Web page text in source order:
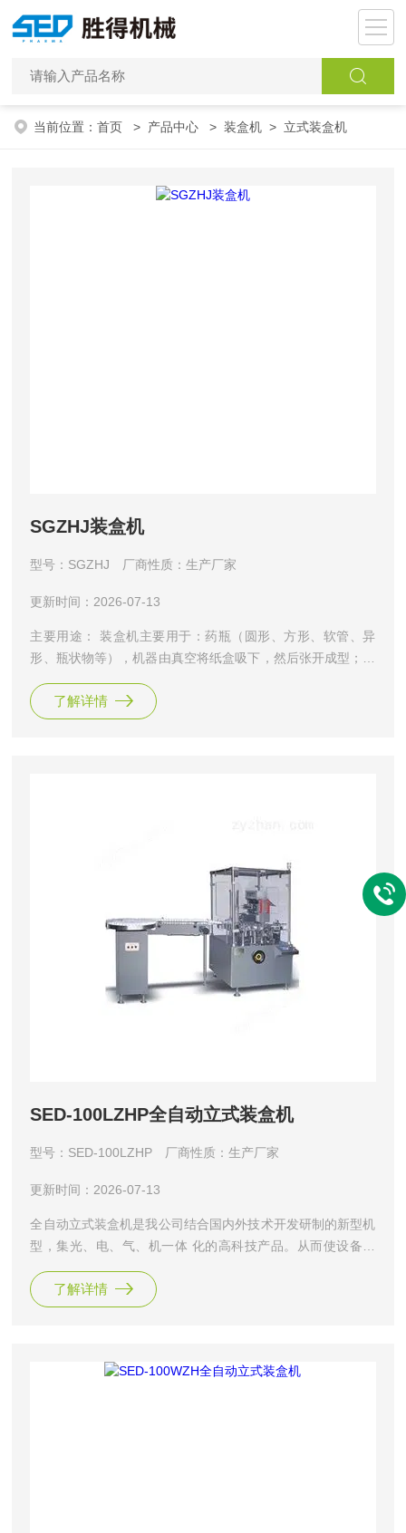
当前位置：首页 > 产品中心 >装盒机 > 立式装盒机
SGZHJ装盒机
型号：SGZHJ 厂商性质：生产厂家
更新时间：2026-07-13
主要用途： 装盒机主要用于：药瓶（圆形、方形、软管、异
形、瓶状物等），机器由真空将纸盒吸下，然后张开成型；到
插舌的过程，机器自动打好批号。
了解详情
SED-100LZHP全自动立式装盒机
型号：SED-100LZHP 厂商性质：生产厂家
更新时间：2026-07-13
全自动立式装盒机是我公司结合国内外技术开发研制的新型机
型，集光、电、气、机一体 化的高科技产品。从而使设备性
快速运行时仍保持平稳、可靠状态。
了解详情